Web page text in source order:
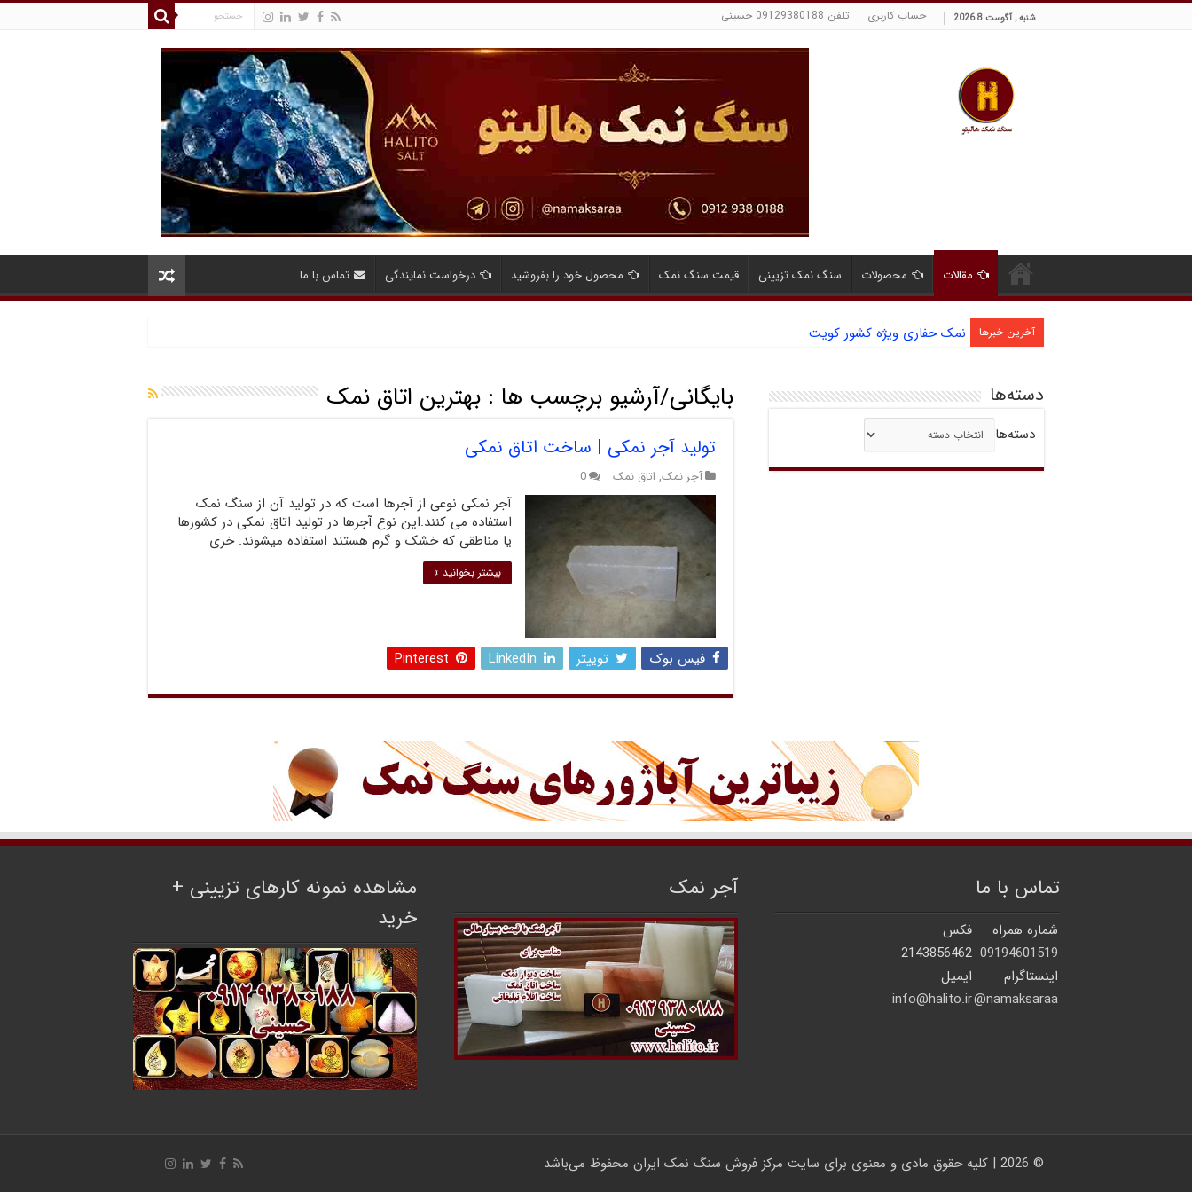
شنبه , آگوست 8 2026 حساب کاربری تلفن 09129380188 حسینی
مقالات محصولات سنگ نمک تزیینی قیمت سنگ نمک محصول خود را بفروشید درخواست نمایندگی تماس با ما
آخرین خبرها نمک حفاری ویژه کشور کویت
بایگانی/آرشیو برچسب ها : بهترین اتاق نمک
تولید آجر نمکی | ساخت اتاق نمکی
آجر نمک, اتاق نمک 0
آجر نمکی نوعی از آجرها است که در تولید آن از سنگ نمک
استفاده می کنند.این نوع آجرها در تولید اتاق نمکی در کشورها
یا مناطقی که خشک و گرم هستند استفاده میشوند. خری
بیشتر بخوانید »
فیس بوک توییتر LinkedIn
Pinterest
دسته‌ها
دسته‌ها
تماس با ما
شماره همراه
فکس
09194601519
2143856462
اینستاگرام
ایمیل
namaksaraa@
info@halito.ir
آجر نمک
مشاهده نمونه کارهای تزیینی +
خرید
© 2026 | کلیه حقوق مادی و معنوی برای سایت مرکز فروش سنگ نمک ایران محفوظ می‌باشد